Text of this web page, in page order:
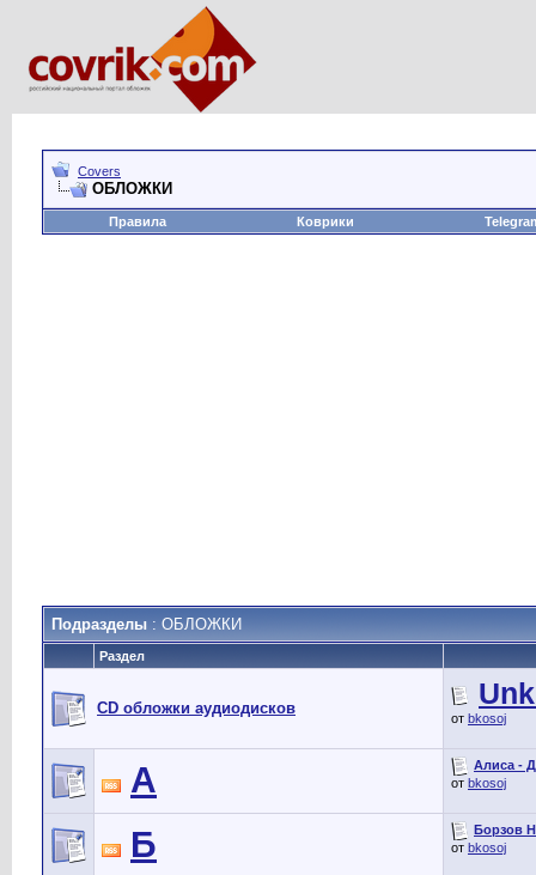
Covers
ОБЛОЖКИ
Правила Коврики
Подразделы : ОБЛОЖКИ
Раздел
CD обложки аудиодисков
от bkosoj
А
Алиса -
от bkosoj
Б
Борзов
от bkosoj